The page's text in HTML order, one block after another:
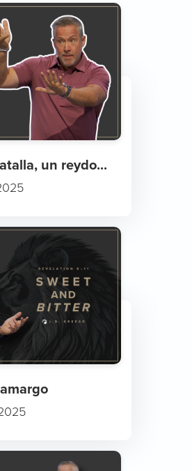
un reydo...